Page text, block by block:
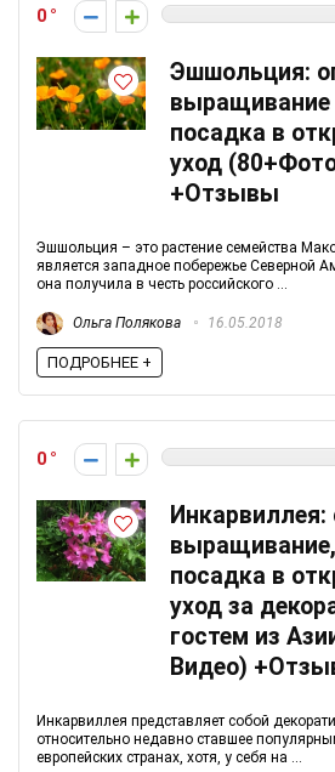
0
Эшшольция:
выращивание
посадка в
уход
+Отзывы
Эшшольция – это растение семейства
является западное побережье Северной
она получила в честь российского ...
Ольга Полякова 16.05.2018
ПОДРОБНЕЕ +
0
Инкарвиллея:
посадка в
уход за
гостем из
Видео)
Инкарвиллея представляет собой
относительно недавно ставшее
европейских странах, хотя, у себя на ...